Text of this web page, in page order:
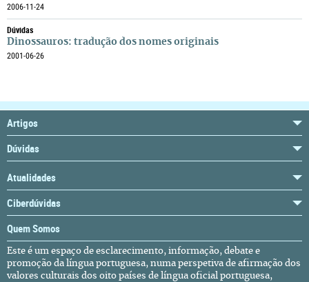
2006-11-24
Dúvidas
Dinossauros: tradução dos nomes originais
2001-06-26
Artigos
Dúvidas
Atualidades
Ciberdúvidas
Quem Somos
Este é um espaço de esclarecimento, informação, debate e
promoção da língua portuguesa, numa perspetiva de afirmação dos
valores culturais dos oito países de língua oficial portuguesa,